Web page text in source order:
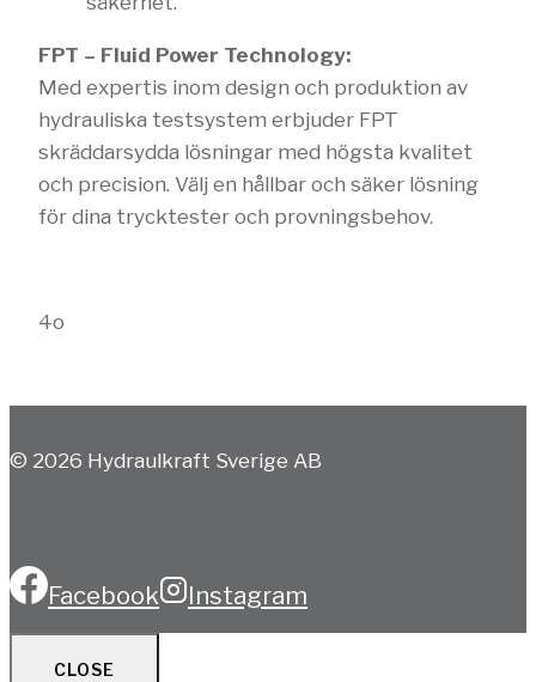
FPT – Fluid Power Technology:
Med expertis inom design och produktion av
hydrauliska testsystem erbjuder FPT
skräddarsydda lösningar med högsta kvalitet
och precision. Välj en hållbar och säker lösning
för dina trycktester och provningsbehov.
4o
© 2026 Hydraulkraft Sverige AB
Facebook Instagram
CLOSE